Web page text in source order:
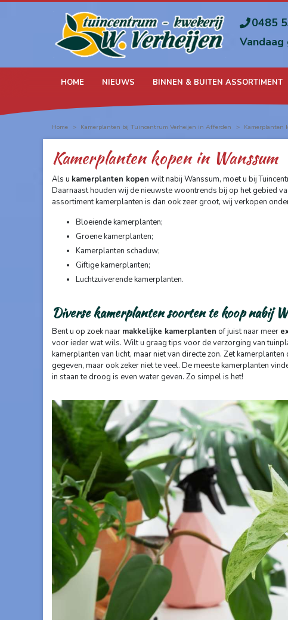
Ga
Home > Kamerplanten bij Tuincentrum Verheijen in Afferden > Kamerplanten
0485
Vandaag
HOME NIEUWS BINNEN & BUITEN ASSORTIMENT
Kamerplanten kopen in Wanssum
Als u kamerplanten kopen wilt nabij Wanssum, moet u bij
Daarnaast houden wij de nieuwste woontrends bij op het gebied
assortiment kamerplanten is dan ook zeer groot, wij verkopen
Bloeiende kamerplanten;
Groene kamerplanten;
Kamerplanten schaduw;
Giftige kamerplanten;
Luchtzuiverende kamerplanten.
Diverse kamerplanten soorten te koop nabij
Bent u op zoek naar makkelijke kamerplanten of juist naar meer
voor ieder wat wils. Wilt u graag tips voor de verzorging van
kamerplanten van licht, maar niet van directe zon. Zet
gegeven, maar ook zeker niet te veel. De meeste kamerplanten
in staan te droog is even water geven. Zo simpel is het!